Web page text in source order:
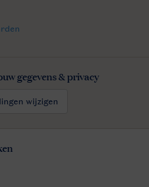
gegevens & privacy
wijzigen